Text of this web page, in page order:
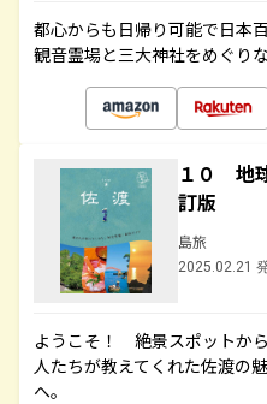
都心からも日帰り可能で日本
観音霊場と三大神社をめぐり
１０ 地
訂版
島旅
2025.02.21
ようこそ！ 絶景スポットか
人たちが教えてくれた佐渡の
へ。